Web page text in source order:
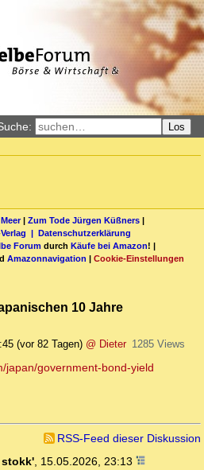
Los
| Zum Tode Jürgen Küßners |
| Datenschutzerklärung
Forum durch Käufe bei Amazon! |
Amazonnavigation | Cookie-Einstellungen
10 Jahre
(vor 82 Tagen) @ Dieter 1285 Views
japan/government-bond-yield
RSS-Feed dieser Diskussion
stokk', 15.05.2026, 23:13